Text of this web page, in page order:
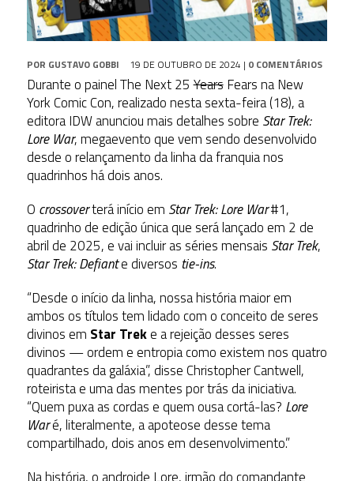
POR GUSTAVO GOBBI 19 DE OUTUBRO DE 2024 | 0 COMENTÁRIOS
Durante o painel The Next 25YearsFears na New
York Comic Con, realizado nesta sexta-feira (18), a
editora IDW anunciou mais detalhes sobre Star Trek:
Lore War, megaevento que vem sendo desenvolvido
desde o relançamento da linha da franquia nos
quadrinhos há dois anos.
O crossoverterá início em Star Trek: Lore War#1,
quadrinho de edição única que será lançado em 2 de
abril de 2025, e vai incluir as séries mensais Star Trek,
Star Trek: Defiante diversos tie-ins.
“Desde o início da linha, nossa história maior em
ambos os títulos tem lidado com o conceito de seres
divinos em Star Treke a rejeição desses seres
divinos — ordem e entropia como existem nos quatro
quadrantes da galáxia”, disse Christopher Cantwell,
roteirista e uma das mentes por trás da iniciativa.
“Quem puxa as cordas e quem ousa cortá-las? Lore
Waré, literalmente, a apoteose desse tema
compartilhado, dois anos em desenvolvimento.”